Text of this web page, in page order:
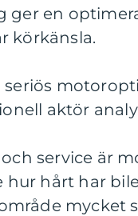
ger en
körkänsla.
seriös
aktör
service är
hur hårt har
mycket